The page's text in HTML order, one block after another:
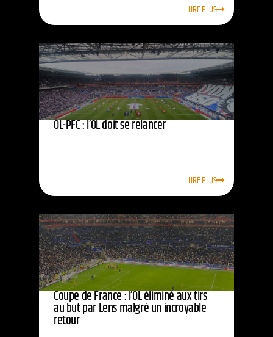
LIRE PLUS
OL-PFC : l’OL doit se relancer
LIRE PLUS
Coupe de France : l’OL éliminé aux tirs
au but par Lens malgré un incroyable
retour